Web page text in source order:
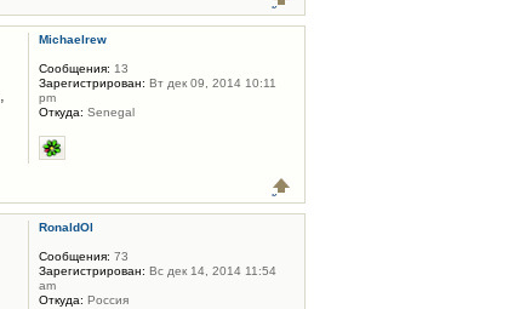
Michaelrew
Сообщения: 13
Зарегистрирован: Вт дек 09, 2014 10:11
pm
Откуда: Senegal
RonaldOl
Сообщения: 73
Зарегистрирован: Вс дек 14, 2014 11:54
am
Откуда: Россия